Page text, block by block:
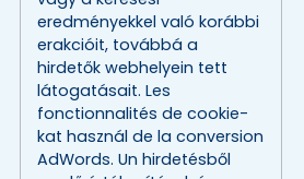
eredményekkel való korábbi
erakcióit, továbbá a
hirdetők webhelyein tett
látogatásait. Les
fonctionnalités de cookie-
kat használ de la conversion
AdWords. Un hirdetésből